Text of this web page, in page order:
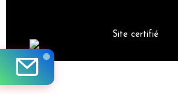
Site certifié